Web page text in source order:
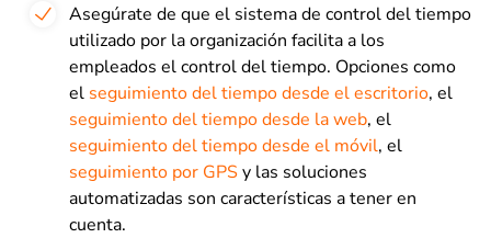
Asegúrate de que el sistema de control del tiempo
utilizado por la organización facilita a los
empleados el control del tiempo. Opciones como
el seguimiento del tiempo desde el escritorio, el
seguimiento del tiempo desde la web, el
seguimiento del tiempo desde el móvil, el
seguimiento por GPSy las soluciones
automatizadas son características a tener en
cuenta.